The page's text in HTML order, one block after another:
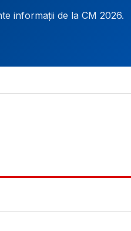
informații de la CM 2026.